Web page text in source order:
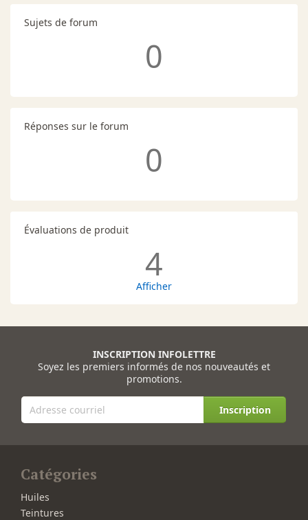
Sujets de forum
0
Réponses sur le forum
0
Évaluations de produit
4
Afficher
INSCRIPTION INFOLETTRE
Soyez les premiers informés de nos nouveautés et
promotions.
Inscription
Catégories
Huiles
Teintures